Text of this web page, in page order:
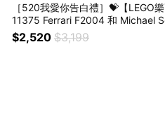
［520我愛你告白禮］💝【LEGO
11375 Ferrari F2004 和 Michael
(法拉利)
$2,520 $3,199